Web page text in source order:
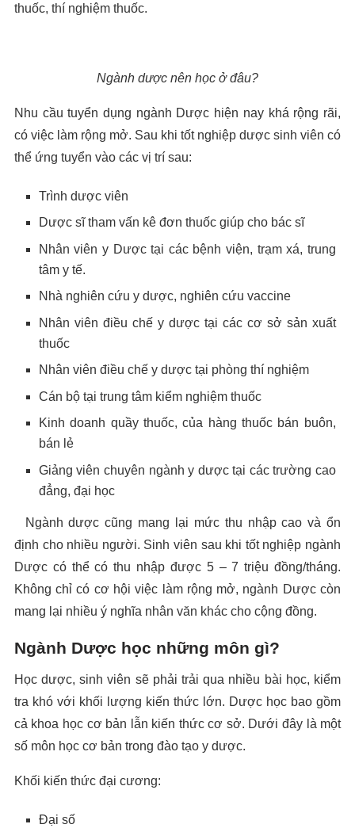
thuốc, thí nghiệm thuốc.
Ngành dược nên học ở đâu?
Nhu cầu tuyển dụng ngành Dược hiện nay khá rộng rãi,
có việc làm rộng mở. Sau khi tốt nghiệp dược sinh viên có
thể ứng tuyển vào các vị trí sau:
Trình dược viên
Dược sĩ tham vấn kê đơn thuốc giúp cho bác sĩ
Nhân viên y Dược tại các bệnh viện, trạm xá, trung
tâm y tế.
Nhà nghiên cứu y dược, nghiên cứu vaccine
Nhân viên điều chế y dược tại các cơ sở sản xuất
thuốc
Nhân viên điều chế y dược tại phòng thí nghiệm
Cán bộ tại trung tâm kiểm nghiệm thuốc
Kinh doanh quầy thuốc, của hàng thuốc bán buôn,
bán lẻ
Giảng viên chuyên ngành y dược tại các trường cao
đẳng, đại học
Ngành dược cũng mang lại mức thu nhập cao và ổn
định cho nhiều người. Sinh viên sau khi tốt nghiệp ngành
Dược có thể có thu nhập được 5 – 7 triệu đồng/tháng.
Không chỉ có cơ hội việc làm rộng mở, ngành Dược còn
mang lại nhiều ý nghĩa nhân văn khác cho cộng đồng.
Ngành Dược học những môn gì?
Học dược, sinh viên sẽ phải trải qua nhiều bài học, kiểm
tra khó với khối lượng kiến thức lớn. Dược học bao gồm
cả khoa học cơ bản lẫn kiến thức cơ sở. Dưới đây là một
số môn học cơ bản trong đào tạo y dược.
Khối kiến thức đại cương:
Đại số